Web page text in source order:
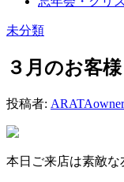
未分類
３月のお客様
投稿者: ARATAowner
本日ご来店は素敵